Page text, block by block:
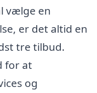
vælge en
er det altid en
tre tilbud.
for at
og